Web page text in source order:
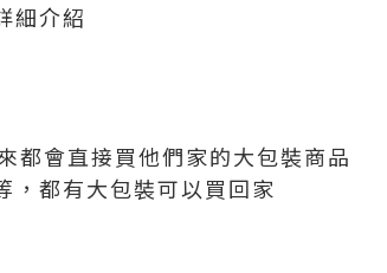
細介紹
都會直接買他們家的大包裝商品
都有大包裝可以買回家